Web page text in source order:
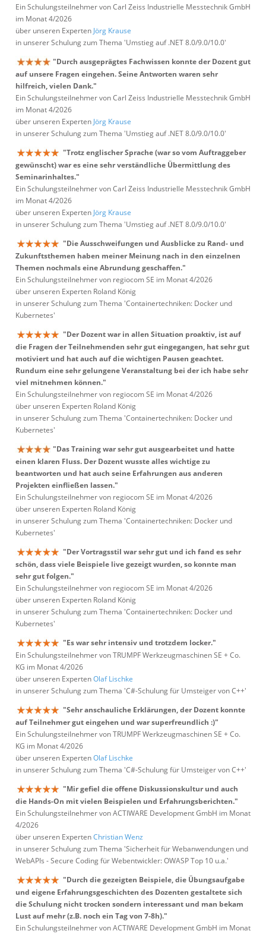
Ein Schulungsteilnehmer von Carl Zeiss Industrielle Messtechnik GmbH
im Monat 4/2026
über unseren Experten Jörg Krause
in unserer Schulung zum Thema 'Umstieg auf .NET 8.0/9.0/10.0'
"Durch ausgeprägtes Fachwissen konnte der Dozent gut
auf unsere Fragen eingehen. Seine Antworten waren sehr
hilfreich, vielen Dank."
Ein Schulungsteilnehmer von Carl Zeiss Industrielle Messtechnik GmbH
im Monat 4/2026
über unseren Experten Jörg Krause
in unserer Schulung zum Thema 'Umstieg auf .NET 8.0/9.0/10.0'
"Trotz englischer Sprache (war so vom Auftraggeber
gewünscht) war es eine sehr verständliche Übermittlung des
Seminarinhaltes."
Ein Schulungsteilnehmer von Carl Zeiss Industrielle Messtechnik GmbH
im Monat 4/2026
über unseren Experten Jörg Krause
in unserer Schulung zum Thema 'Umstieg auf .NET 8.0/9.0/10.0'
"Die Ausschweifungen und Ausblicke zu Rand- und
Zukunftsthemen haben meiner Meinung nach in den einzelnen
Themen nochmals eine Abrundung geschaffen."
Ein Schulungsteilnehmer von regiocom SE im Monat 4/2026
über unseren Experten Roland König
in unserer Schulung zum Thema 'Containertechniken: Docker und
Kubernetes'
"Der Dozent war in allen Situation proaktiv, ist auf
die Fragen der Teilnehmenden sehr gut eingegangen, hat sehr gut
motiviert und hat auch auf die wichtigen Pausen geachtet.
Rundum eine sehr gelungene Veranstaltung bei der ich habe sehr
viel mitnehmen können."
Ein Schulungsteilnehmer von regiocom SE im Monat 4/2026
über unseren Experten Roland König
in unserer Schulung zum Thema 'Containertechniken: Docker und
Kubernetes'
"Das Training war sehr gut ausgearbeitet und hatte
einen klaren Fluss. Der Dozent wusste alles wichtige zu
beantworten und hat auch seine Erfahrungen aus anderen
Projekten einfließen lassen."
Ein Schulungsteilnehmer von regiocom SE im Monat 4/2026
über unseren Experten Roland König
in unserer Schulung zum Thema 'Containertechniken: Docker und
Kubernetes'
"Der Vortragsstil war sehr gut und ich fand es sehr
schön, dass viele Beispiele live gezeigt wurden, so konnte man
sehr gut folgen."
Ein Schulungsteilnehmer von regiocom SE im Monat 4/2026
über unseren Experten Roland König
in unserer Schulung zum Thema 'Containertechniken: Docker und
Kubernetes'
"Es war sehr intensiv und trotzdem locker."
Ein Schulungsteilnehmer von TRUMPF Werkzeugmaschinen SE + Co.
KG im Monat 4/2026
über unseren ExpertenOlaf Lischke
in unserer Schulung zum Thema 'C#-Schulung für Umsteiger von C++'
"Sehr anschauliche Erklärungen, der Dozent konnte
auf Teilnehmer gut eingehen und war superfreundlich :)"
Ein Schulungsteilnehmer von TRUMPF Werkzeugmaschinen SE + Co.
KG im Monat 4/2026
über unseren ExpertenOlaf Lischke
in unserer Schulung zum Thema 'C#-Schulung für Umsteiger von C++'
"Mir gefiel die offene Diskussionskultur und auch
die Hands-On mit vielen Beispielen und Erfahrungsberichten."
Ein Schulungsteilnehmer von ACTIWARE Development GmbH im Monat
4/2026
über unseren ExpertenChristian Wenz
in unserer Schulung zum Thema 'Sicherheit für Webanwendungen und
WebAPIs - Secure Coding für Webentwickler: OWASP Top 10 u.a.'
"Durch die gezeigten Beispiele, die Übungsaufgabe
und eigene Erfahrungsgeschichten des Dozenten gestaltete sich
die Schulung nicht trocken sondern interessant und man bekam
Lust auf mehr (z.B. noch ein Tag von 7-8h)."
Ein Schulungsteilnehmer von ACTIWARE Development GmbH im Monat